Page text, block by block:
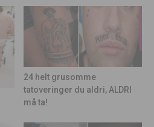
24 helt grusomme
tatoveringer du aldri, ALDRI
må ta!